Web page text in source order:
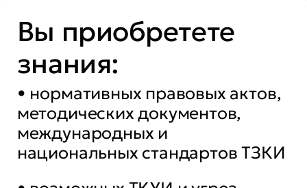
Вы приобретете
знания:
• нормативных правовых актов,
методических документов,
международных и
национальных стандартов ТЗКИ